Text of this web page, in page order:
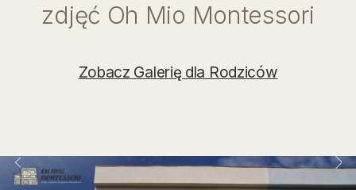
zdjęć Oh Mio Montessori
Zobacz Galerię dla Rodziców